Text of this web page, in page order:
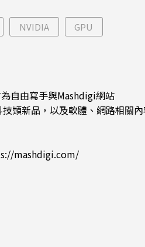
NVIDIA GPU
自由寫手與Mashdigi網站
類新品，以及軟體、網路相關
mashdigi.com/